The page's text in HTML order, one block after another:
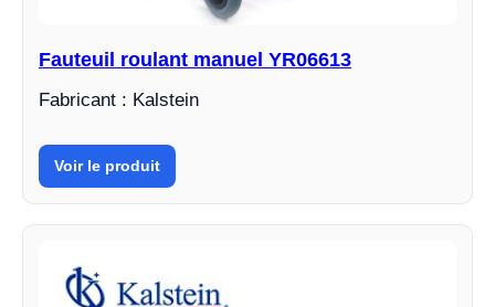
Fauteuil roulant manuel YR06613
Fabricant : Kalstein
Voir le produit